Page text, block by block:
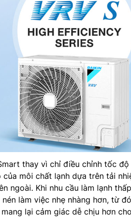
thay vì chỉ điều chỉnh tốc độ
môi chất lạnh dựa trên tải
ngoài. Khi nhu cầu làm lạnh
làm việc nhẹ nhàng hơn, từ đó
lại cảm giác dễ chịu hơn cho